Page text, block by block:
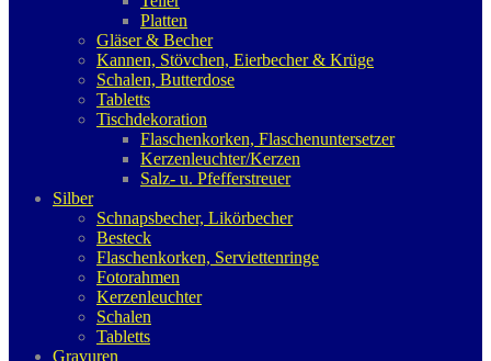
Platten
Gläser & Becher
Kannen, Stövchen, Eierbecher & Krüge
Schalen, Butterdose
Tabletts
Tischdekoration
Flaschenkorken, Flaschenuntersetzer
Kerzenleuchter/Kerzen
Salz- u. Pfefferstreuer
Silber
Schnapsbecher, Likörbecher
Besteck
Flaschenkorken, Serviettenringe
Fotorahmen
Kerzenleuchter
Schalen
Tabletts
Gravuren